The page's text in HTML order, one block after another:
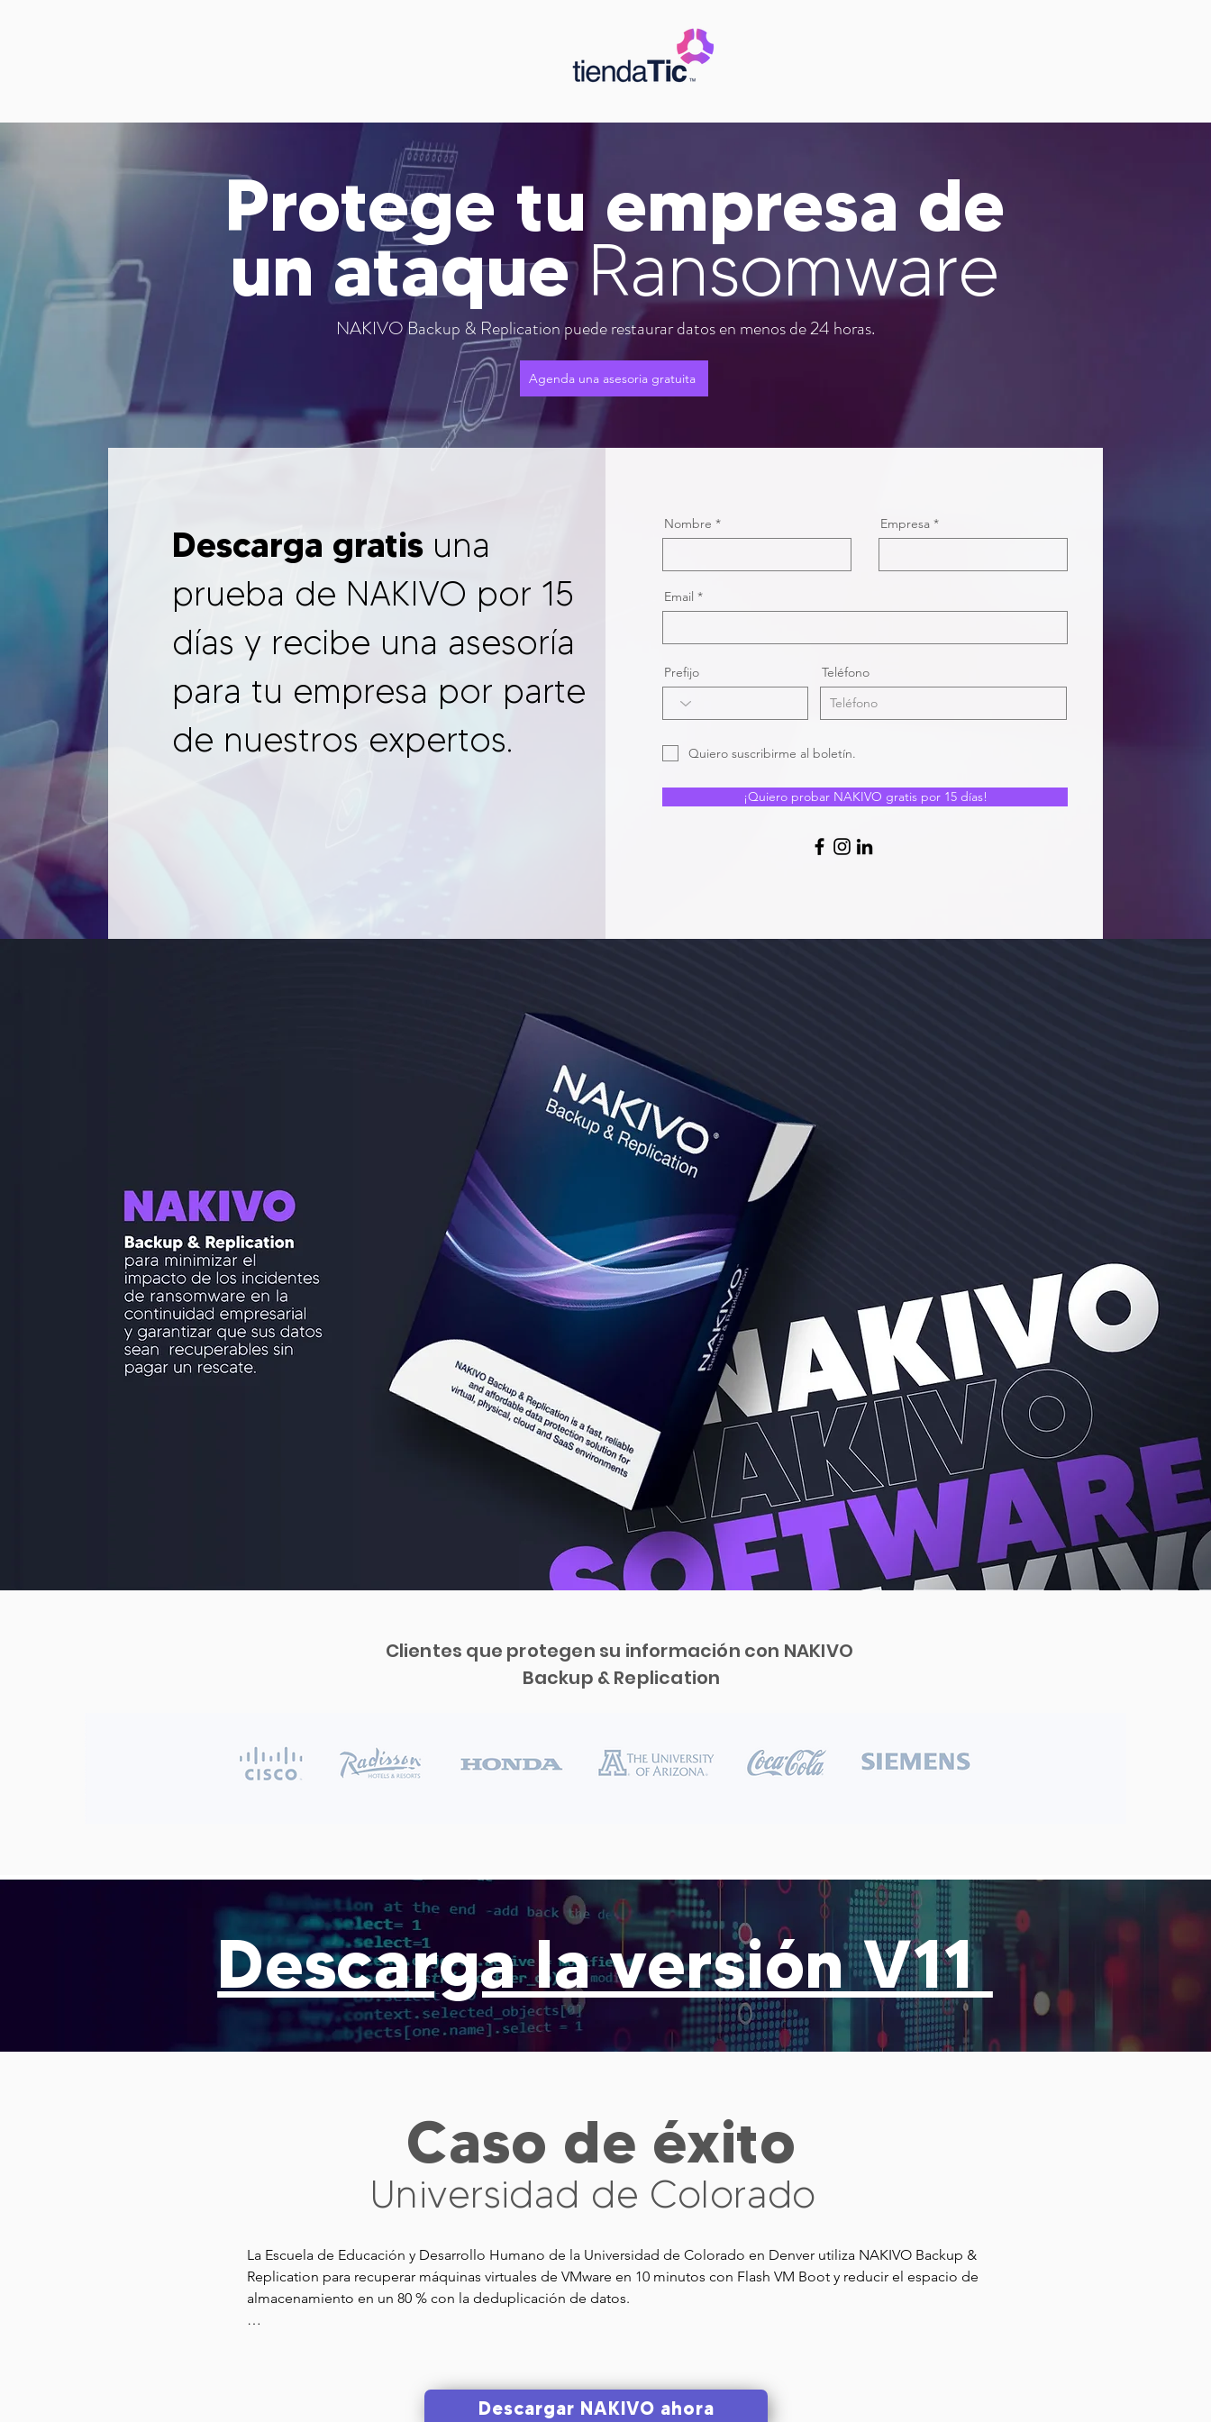
Protege tu empresa de
un ataqueRansomware
NAKIVO Backup & Replication puede restaurar datos en menos de 24 horas.
Agenda una asesoria gratuita
Descarga gratis una
prueba de NAKIVO por 15
días y recibe una asesoría
para tu empresa por parte
de nuestros expertos.
Nombre Empresa
Email
Prefijo Teléfono
Quiero suscribirme al boletín.
¡Quiero probar NAKIVO gratis por 15 días!
Clientes que protegen su información con NAKIVO
Backup & Replication
Descarga la versión V11
Caso de éxito
Universidad de Colorado
La Escuela de Educación y Desarrollo Humano de la Universidad de Colorado en Denver utiliza NAKIVO Backup &
Replication para recuperar máquinas virtuales de VMware en 10 minutos con Flash VM Boot y reducir el espacio de
almacenamiento en un 80 % con la deduplicación de datos.
de vCenter. Es importante mantener el acceso a los datos las 24 horas, los 7 días de la semana, para que los
estudiantes y los profesores acceder a la información cuando lo deseen. Si ocurre un desastre, es imperativo
Descargar NAKIVO ahora